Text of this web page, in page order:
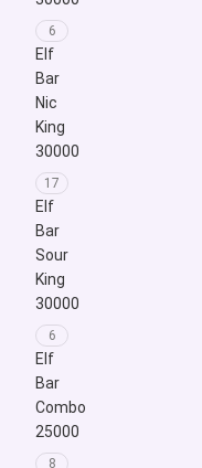
6
Elf
Bar
Nic
King
30000
17
Elf
Bar
Sour
King
30000
6
Elf
Bar
Combo
25000
8
Украина
по
самым